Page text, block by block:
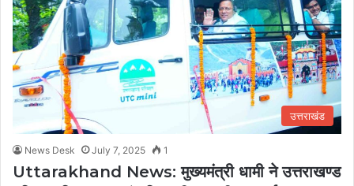
उत्तराखंड
News Desk July 7, 2025 1
Uttarakhand News: मुख्यमंत्री धामी ने उत्तराखण्ड